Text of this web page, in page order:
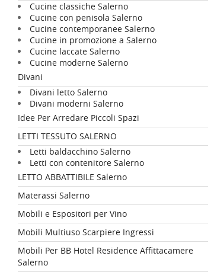
Cucine classiche Salerno
Cucine con penisola Salerno
Cucine contemporanee Salerno
Cucine in promozione a Salerno
Cucine laccate Salerno
Cucine moderne Salerno
Divani
Divani letto Salerno
Divani moderni Salerno
Idee Per Arredare Piccoli Spazi
LETTI TESSUTO SALERNO
Letti baldacchino Salerno
Letti con contenitore Salerno
LETTO ABBATTIBILE Salerno
Materassi Salerno
Mobili e Espositori per Vino
Mobili Multiuso Scarpiere Ingressi
Mobili Per BB Hotel Residence Affittacamere
Salerno